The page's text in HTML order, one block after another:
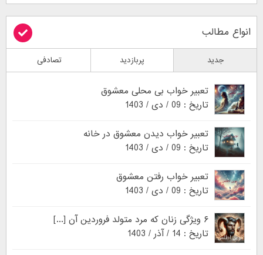
انواع مطالب
جدید پربازدید تصادفی
تعبیر خواب بی محلی معشوق
تاریخ : 09 / دی / 1403
تعبیر خواب دیدن معشوق در خانه
تاریخ : 09 / دی / 1403
تعبیر خواب رفتن معشوق
تاریخ : 09 / دی / 1403
۶ ویژگی زنان که مرد متولد فروردین آن [...]
تاریخ : 14 / آذر / 1403